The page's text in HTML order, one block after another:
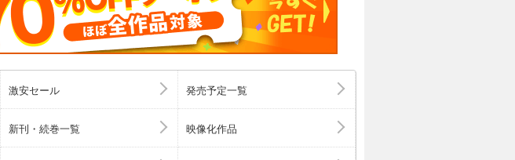
激安セール 発売予定一覧
新刊・続巻一覧 映像化作品